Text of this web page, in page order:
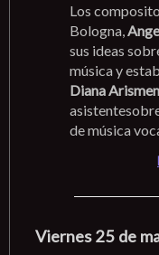
Los
Bologna,
sus ideas
música y
Diana
de música
Viernes 25 de